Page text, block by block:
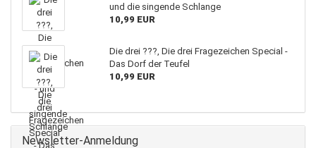
und die singende Schlange
10,99 EUR
Die drei ???, Die drei Fragezeichen Special -
Das Dorf der Teufel
10,99 EUR
Newsletter-Anmeldung